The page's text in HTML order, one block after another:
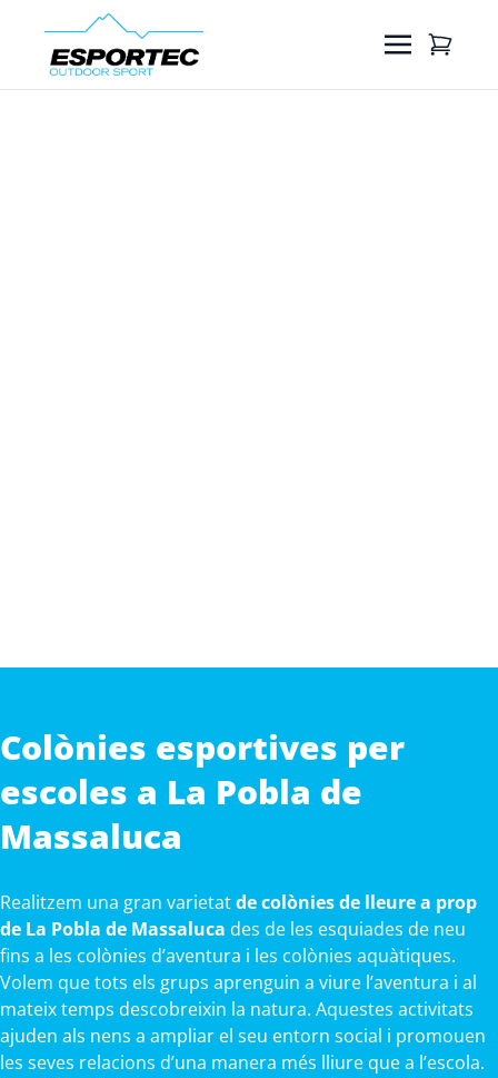
Colònies esportives per
escoles a La Pobla de
Massaluca
Realitzem una gran varietatde colònies de lleure a prop
de La Pobla de Massaluca des de les esquiades de neu
fins a les colònies d’aventura i les colònies aquàtiques.
Volem que tots els grups aprenguin a viure l’aventura i al
mateix temps descobreixin la natura. Aquestes activitats
ajuden als nens a ampliar el seu entorn social i promouen
les seves relacions d’una manera més lliure que a l’escola.